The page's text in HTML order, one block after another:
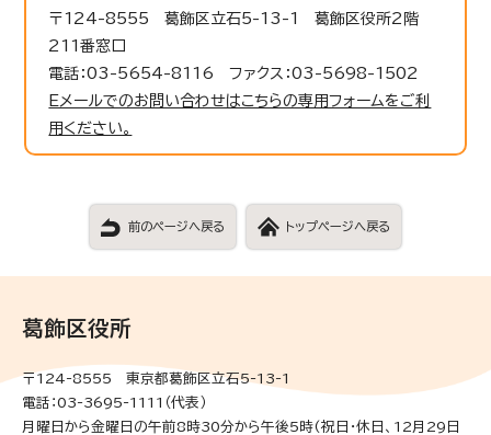
〒124-8555 葛飾区立石5-13-1 葛飾区役所2階
211番窓口
電話：03-5654-8116 ファクス：03-5698-1502
Eメールでのお問い合わせはこちらの専用フォームをご利
用ください。
前のページへ戻る トップページへ戻る
葛飾区役所
〒124-8555 東京都葛飾区立石5-13-1
電話：03-3695-1111（代表）
月曜日から金曜日の午前8時30分から午後5時(祝日・休日、12月29日